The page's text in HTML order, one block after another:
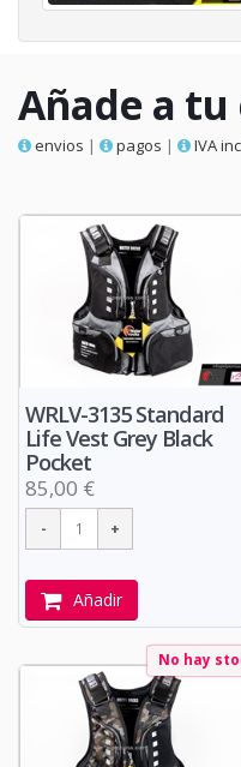
Añade a tu
envios | pagos | IVA
WRLV-3135 Standard
Life Vest Grey Black
Pocket
85,00 €
Añadir
No hay